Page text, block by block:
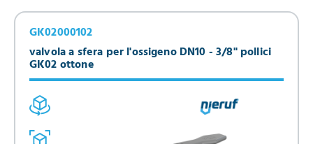
valvola a sfera per l'ossigeno DN10 - 3/8" pollici
GK02 ottone
GK02000102